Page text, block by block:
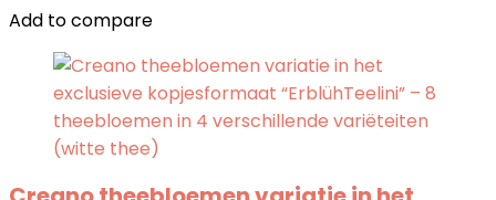
Add to compare